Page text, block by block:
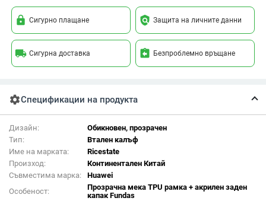
lock Сигурно плащане policy Защита на личните данни
local_shipping Сигурна доставка assignment_return Безпроблемно връщане
settingsСпецификации на продукта
Дизайн:
Обикновен, прозрачен
Тип:
Втален калъф
Име на марката:
Ricestate
Произход:
Континентален Китай
Съвместима марка:
Huawei
Особеност:
Прозрачна мека TPU рамка + акрилен заден
капак Fundas